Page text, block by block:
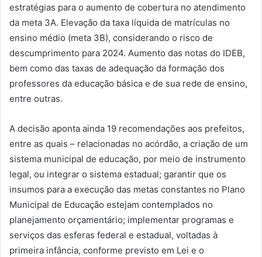
estratégias para o aumento de cobertura no atendimento
da meta 3A. Elevação da taxa líquida de matrículas no
ensino médio (meta 3B), considerando o risco de
descumprimento para 2024. Aumento das notas do IDEB,
bem como das taxas de adequação da formação dos
professores da educação básica e de sua rede de ensino,
entre outras.
A decisão aponta ainda 19 recomendações aos prefeitos,
entre as quais – relacionadas no acórdão, a criação de um
sistema municipal de educação, por meio de instrumento
legal, ou integrar o sistema estadual; garantir que os
insumos para a execução das metas constantes no Plano
Municipal de Educação estejam contemplados no
planejamento orçamentário; implementar programas e
serviços das esferas federal e estadual, voltadas à
primeira infância, conforme previsto em Lei e o